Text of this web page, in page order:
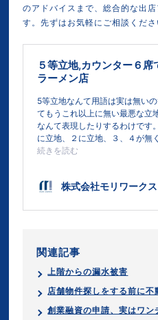
のアドバイスまで、総合的な出
す。先ずはお気軽にご相談くださ
関連記事
上階からの漏水被害
店舗物件探しをする前に不
創業融資の申請、実はワン